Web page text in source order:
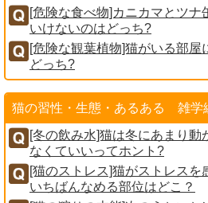
[危険な食べ物]カニカマとツナ
いけないのはどっち?
[危険な観葉植物]猫がいる部屋
どっち?
猫の習性・生態・あるある 雑学
[冬の飲み水]猫は冬にあまり
なくていいってホント?
[猫のストレス]猫がストレス
いちばんなめる部位はどこ？